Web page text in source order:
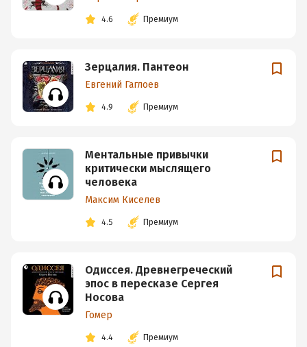
4.6 Премиум
Зерцалия. Пантеон
Евгений Гаглоев
4.9 Премиум
Ментальные привычки
критически мыслящего
человека
Максим Киселев
4.5 Премиум
Одиссея. Древнегреческий
эпос в пересказе Сергея
Носова
Гомер
4.4 Премиум